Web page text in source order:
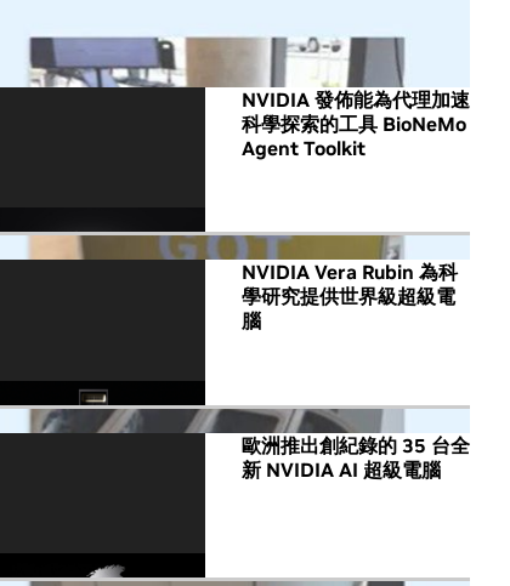
All NVIDIA News
NVIDIA 發佈能為代理加速
科學探索的工具 BioNeMo
Agent Toolkit
NVIDIA Vera Rubin 為科
學研究提供世界級超級電
腦
歐洲推出創紀錄的 35 台全
新 NVIDIA AI 超級電腦